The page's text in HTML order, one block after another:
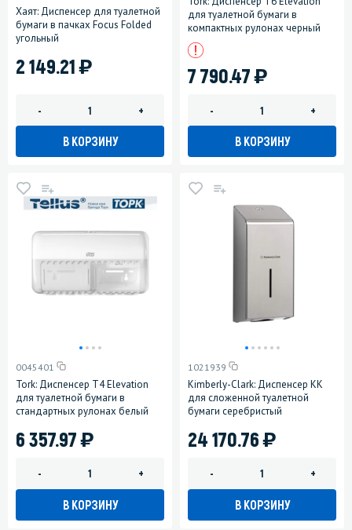
Хаят: Диспенсер для туалетной
бумаги в пачках Focus Folded
угольный
2 149.21)
- +
В КОРЗИНУ
для туалетной бумаги в
компактных рулонах черный
7 790.47)
- +
В КОРЗИНУ
0045401
Tork: Диспенсер T4 Elevation
для туалетной бумаги в
стандартных рулонах белый
6 357.97)
- +
В КОРЗИНУ
1021939
Kimberly-Clark: Диспенсер КК
для сложенной туалетной
бумаги серебристый
24 170.76)
- +
В КОРЗИНУ